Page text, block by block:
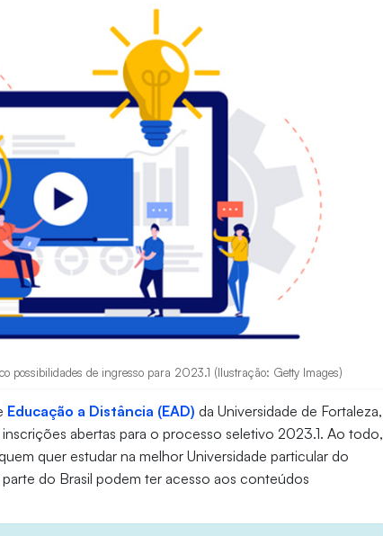
possibilidades de ingresso para 2023.1 (Ilustração: Getty Images)
Educação a Distância (EAD) da Universidade de Fortaleza,
abertas para o processo seletivo 2023.1. Ao todo,
quer estudar na melhor Universidade particular do
do Brasil podem ter acesso aos conteúdos